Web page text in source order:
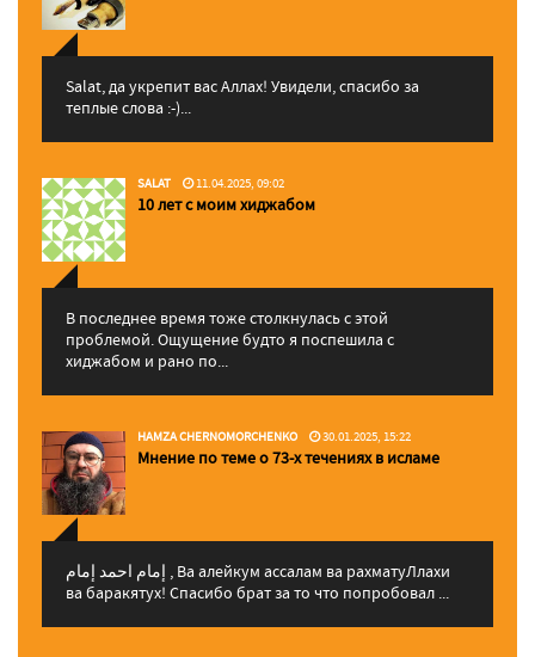
Salat, да укрепит вас Аллаx! Увидели, спасибо за
теплые слова :-)...
SALAT 11.04.2025, 09:02
10 лет с моим хиджабом
В последнее время тоже столкнулась с этой
проблемой. Ощущение будто я поспешила с
хиджабом и рано по...
HAMZA CHERNOMORCHENKO 30.01.2025, 15:22
Мнение по теме о 73-х течениях в исламе
إمام احمد إمام , Ва алейкум ассалам ва рахматуЛлахи
ва баракятух! Спасибо брат за то что попробовал ...